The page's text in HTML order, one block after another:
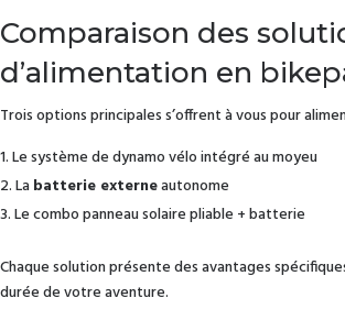
Comparaison des
d’alimentation en
Trois options principales s’offrent à vous pour
Le système de dynamo vélo intégré au moyeu
Labatterie externeautonome
Le combo panneau solaire pliable + batterie
Chaque solution présente des avantages
durée de votre aventure.